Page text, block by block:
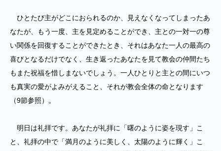
ひとたび主がどこにおられるのか、見えなくなってしまったあ
なたが、もう一度、主を見定めることができ、主との一対一の尊
い関係を回復することができたとき、それはあなた一人の最高の
喜びとなるだけでなく、生き返ったあなたを見て教会の仲間たち
もまた祝福を惜しまないでしょう。一人ひとりと主との間にいつ
も真実の愛がよみがえること、それが教会全体の命となります
（9節参照）。
明日は礼拝です。あなたが礼拝に「曙のように姿を現す」こ
と、礼拝の中で「満月のように美しく、太陽のように輝く」こ